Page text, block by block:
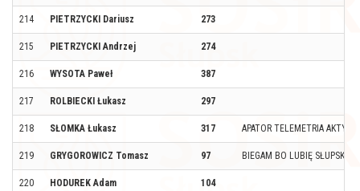
214 PIETRZYCKI Dariusz 273
215 PIETRZYCKI Andrzej 274
216 WYSOTA Paweł 387
217 ROLBIECKI Łukasz 297
218 SŁOMKA Łukasz 317 APATOR TELEMETRIA
219 GRYGOROWICZ Tomasz 97 BIEGAM BO LUBIĘ SŁUPSK
220 HODUREK Adam 104